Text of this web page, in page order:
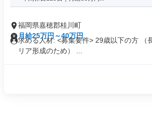
福岡県嘉穂郡桂川町
月給25万円～40万円
求める人材: <募集要件> 29歳以下の方 （
リア形成のため） ...